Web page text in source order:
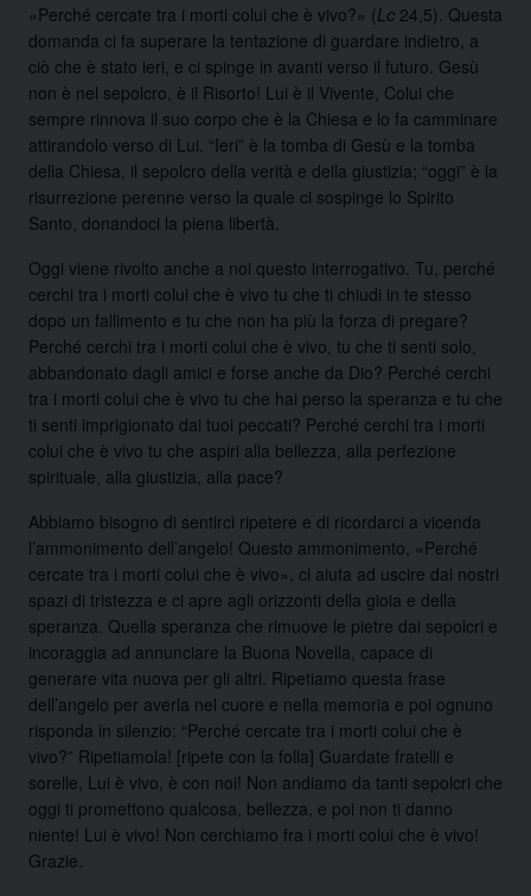
«Perché cercate tra i morti colui che è vivo?» (Lc 24,5). Questa
domanda ci fa superare la tentazione di guardare indietro, a
ciò che è stato ieri, e ci spinge in avanti verso il futuro. Gesù
non è nel sepolcro, è il Risorto! Lui è il Vivente, Colui che
sempre rinnova il suo corpo che è la Chiesa e lo fa camminare
attirandolo verso di Lui. “Ieri” è la tomba di Gesù e la tomba
della Chiesa, il sepolcro della verità e della giustizia; “oggi” è la
risurrezione perenne verso la quale ci sospinge lo Spirito
Santo, donandoci la piena libertà.
Oggi viene rivolto anche a noi questo interrogativo. Tu, perché
cerchi tra i morti colui che è vivo tu che ti chiudi in te stesso
dopo un fallimento e tu che non ha più la forza di pregare?
Perché cerchi tra i morti colui che è vivo, tu che ti senti solo,
abbandonato dagli amici e forse anche da Dio? Perché cerchi
tra i morti colui che è vivo tu che hai perso la speranza e tu che
ti senti imprigionato dai tuoi peccati? Perché cerchi tra i morti
colui che è vivo tu che aspiri alla bellezza, alla perfezione
spirituale, alla giustizia, alla pace?
Abbiamo bisogno di sentirci ripetere e di ricordarci a vicenda
l’ammonimento dell’angelo! Questo ammonimento, «Perché
cercate tra i morti colui che è vivo», ci aiuta ad uscire dai nostri
spazi di tristezza e ci apre agli orizzonti della gioia e della
speranza. Quella speranza che rimuove le pietre dai sepolcri e
incoraggia ad annunciare la Buona Novella, capace di
generare vita nuova per gli altri. Ripetiamo questa frase
dell’angelo per averla nel cuore e nella memoria e poi ognuno
risponda in silenzio: “Perché cercate tra i morti colui che è
vivo?” Ripetiamola! [ripete con la folla] Guardate fratelli e
sorelle, Lui è vivo, è con noi! Non andiamo da tanti sepolcri che
oggi ti promettono qualcosa, bellezza, e poi non ti danno
niente! Lui è vivo! Non cerchiamo fra i morti colui che è vivo!
Grazie.